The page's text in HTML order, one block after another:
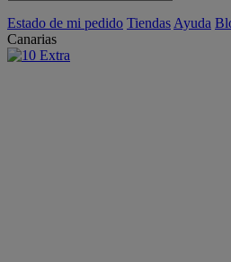
Estado de mi pedido Tiendas Ayuda
Canarias